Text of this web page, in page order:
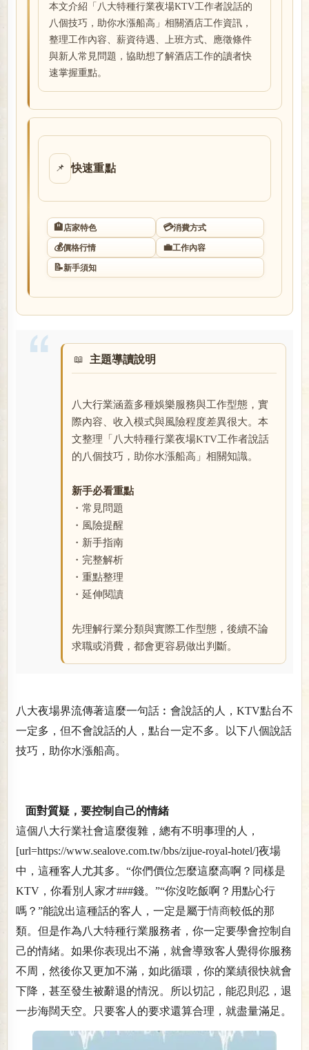
本文介紹「八大特種行業夜場KTV工作者說話的
八個技巧，助你水漲船高」相關酒店工作資訊，
整理工作內容、薪資待遇、上班方式、應徵條件
與新人常見問題，協助想了解酒店工作的讀者快
速掌握重點。
📌 快速重點
🏨店家特色 💳消費方式
💰價格行情 💼工作內容
📝新手須知
主題導讀說明
八大行業涵蓋多種娛樂服務與工作型態，實
際內容、收入模式與風險程度差異很大。本
文整理「八大特種行業夜場KTV工作者說話
的八個技巧，助你水漲船高」相關知識。
新手必看重點
・常見問題
・風險提醒
・新手指南
・完整解析
・重點整理
・延伸閱讀
先理解行業分類與實際工作型態，後續不論
求職或消費，都會更容易做出判斷。
八大夜場界流傳著這麼一句話︰會說話的人，KTV點台不
一定多，但不會說話的人，點台一定不多。以下八個說話
技巧，助你水漲船高。
面對質疑，要控制自己的情緒
這個八大行業社會這麼復雜，總有不明事理的人，
[url=https://www.sealove.com.tw/bbs/zijue-royal-hotel/]夜場
中，這種客人尤其多。“你們價位怎麼這麼高啊？同樣是
KTV，你看別人家才###錢。”“你沒吃飯啊？用點心行
嗎？”能說出這種話的客人，一定是屬于情商較低的那
類。但是作為八大特種行業服務者，你一定要學會控制自
己的情緒。如果你表現出不滿，就會導致客人覺得你服務
不周，然後你又更加不滿，如此循環，你的業績很快就會
下降，甚至發生被辭退的情況。所以切記，能忍則忍，退
一步海闊天空。只要客人的要求還算合理，就盡量滿足。